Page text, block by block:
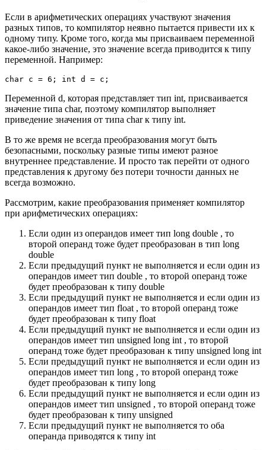
Если в арифметических операциях участвуют значения
разных типов, то компилятор неявно пытается привести их к
одному типу. Кроме того, когда мы присваиваем переменной
какое-либо значение, это значение всегда приводится к типу
переменной. Например:
char c = 6; int d = c;
Переменной d, которая представляет тип int, присваивается
значение типа char, поэтому компилятор выполняет
приведение значения от типа char к типу int.
В то же время не всегда преобразования могут быть
безопасными, поскольку разные типы имеют разное
внутреннее представление. И просто так перейти от одного
представления к другому без потери точности данных не
всегда возможно.
Рассмотрим, какие преобразования применяет компилятор
при арифметических операциях:
Если один из операндов имеет тип long double , то
второй операнд тоже будет преобразован в тип long
double
Если предыдущий пункт не выполняется и если один из
операндов имеет тип double , то второй операнд тоже
будет преобразован к типу double
Если предыдущий пункт не выполняется и если один из
операндов имеет тип float , то второй операнд тоже
будет преобразован к типу float
Если предыдущий пункт не выполняется и если один из
операндов имеет тип unsigned long int , то второй
операнд тоже будет преобразован к типу unsigned long int
Если предыдущий пункт не выполняется и если один из
операндов имеет тип long , то второй операнд тоже
будет преобразован к типу long
Если предыдущий пункт не выполняется и если один из
операндов имеет тип unsigned , то второй операнд тоже
будет преобразован к типу unsigned
Если предыдущий пункт не выполняется то оба
операнда приводятся к типу int